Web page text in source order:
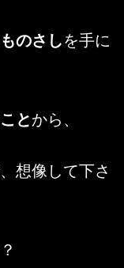
のさしを手に
とから、
想像して下さ